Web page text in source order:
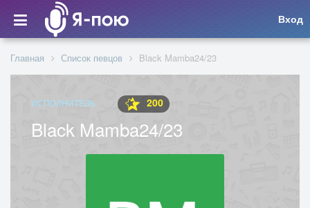
Вход
Главная Список певцов Black Mamba24/23
ИСПОЛНИТЕЛЬ 200
Black Mamba24/23